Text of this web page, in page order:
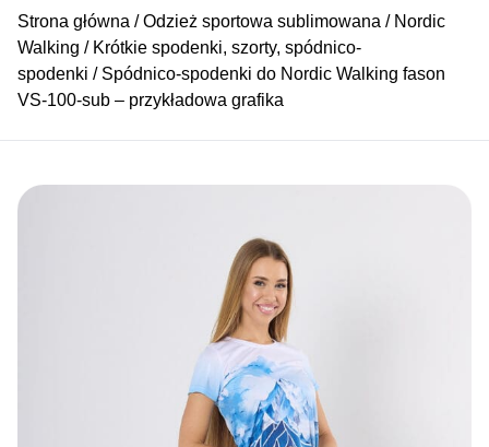
Strona główna /Odzież sportowa sublimowana / Nordic
Walking / Krótkie spodenki, szorty, spódnico-
spodenki / Spódnico-spodenki do Nordic Walking fason
VS-100-sub – przykładowa grafika